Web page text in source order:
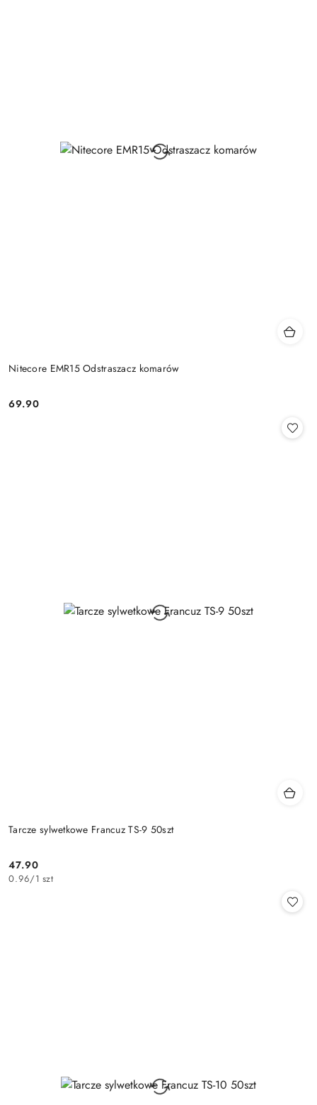
Nitecore EMR15 Odstraszacz komarów
Cena:
69.90
Tarcze sylwetkowe Francuz TS-9 50szt
Cena:
47.90
0.96/1 szt